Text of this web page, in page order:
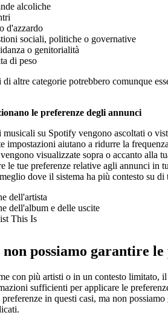
alcoliche
d'azzardo
sociali, politiche o governative
o genitorialità
di peso
altre categorie potrebbero comunque
le preferenze degli annunci
musicali su Spotify vengono ascoltati o
impostazioni aiutano a ridurre la
visualizzate sopra o accanto alla
le tue preferenze relative agli annunci in
dove il sistema ha più contesto su di
dell'artista
dell'album e delle uscite
This Is
non possiamo garantire
con più artisti o in un contesto limitato,
sufficienti per applicare le
preferenze in questi casi, ma non